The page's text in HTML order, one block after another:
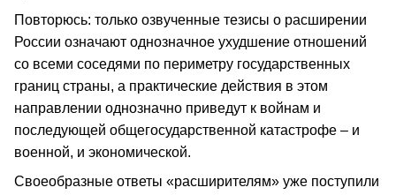
Повторюсь: только озвученные тезисы о расширении
России означают однозначное ухудшение отношений
со всеми соседями по периметру государственных
границ страны, а практические действия в этом
направлении однозначно приведут к войнам и
последующей общегосударственной катастрофе – и
военной, и экономической.
Своеобразные ответы «расширителям» уже поступили